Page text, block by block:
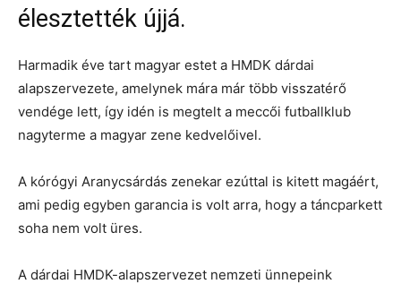
élesztették újjá.
Harmadik éve tart magyar estet a HMDK dárdai
alapszervezete, amelynek mára már több visszatérő
vendége lett, így idén is megtelt a meccői futballklub
nagyterme a magyar zene kedvelőivel.
A kórógyi Aranycsárdás zenekar ezúttal is kitett magáért,
ami pedig egyben garancia is volt arra, hogy a táncparkett
soha nem volt üres.
A dárdai HMDK-alapszervezet nemzeti ünnepeink